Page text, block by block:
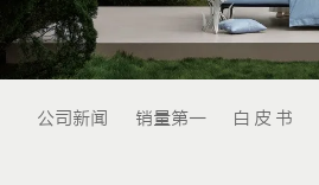
公司新闻 销量第一 白 皮 书